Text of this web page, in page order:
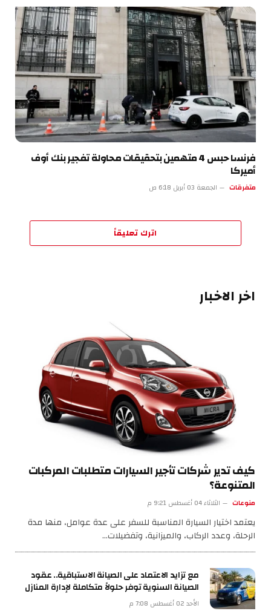
فرنسا حبس 4 متهمين بتحقيقات محاولة تفجير بنك أوف
أميركا
متفرقات الجمعة 03 أبريل 6:18 ص
اترك تعليقاً
اخر الاخبار
كيف تدير شركات تأجير السيارات متطلبات المركبات
المتنوعة؟
منوعات الثلاثاء 04 أغسطس 9:21 م
يعتمد اختيار السيارة المناسبة للسفر على عدة عوامل، منها مدة
الرحلة، وعدد الركاب، والميزانية، وتفضيلات…
مع تزايد الاعتماد على الصيانة الاستباقية.. عقود
الصيانة السنوية توفر حلولاً متكاملة لإدارة المنازل
الأحد 02 أغسطس 7:08 م